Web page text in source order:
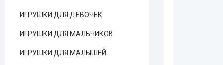
ИГРУШКИ ДЛЯ ДЕВОЧЕК
ИГРУШКИ ДЛЯ МАЛЬЧИКОВ
ИГРУШКИ ДЛЯ МАЛЫШЕЙ